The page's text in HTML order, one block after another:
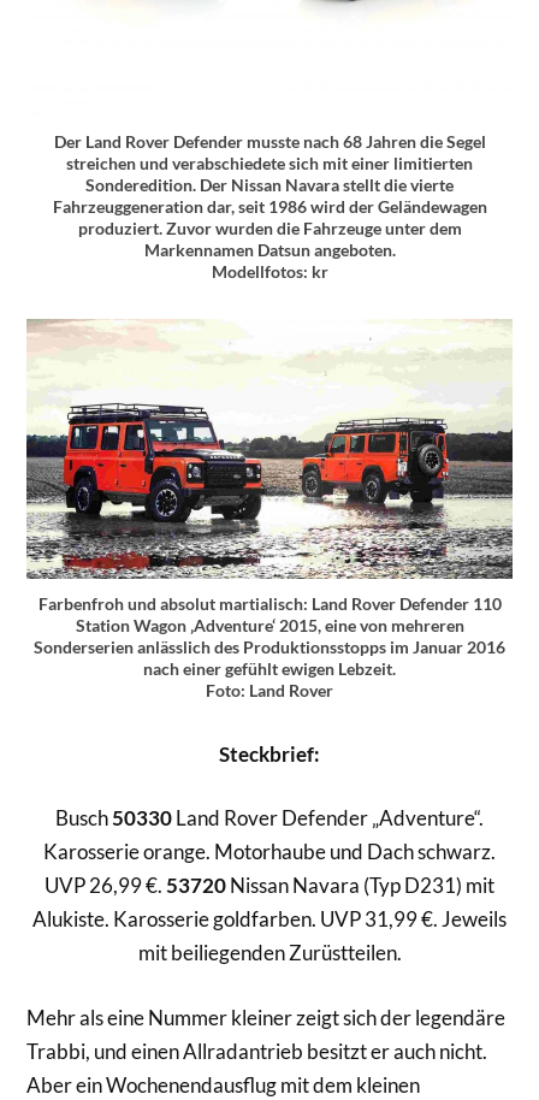
Der Land Rover Defender musste nach 68 Jahren die Segel
streichen und verabschiedete sich mit einer limitierten
Sonderedition. Der Nissan Navara stellt die vierte
Fahrzeuggeneration dar, seit 1986 wird der Geländewagen
produziert. Zuvor wurden die Fahrzeuge unter dem
Markennamen Datsun angeboten.
Modellfotos: kr
Farbenfroh und absolut martialisch: Land Rover Defender 110
Station Wagon ‚Adventure‘ 2015, eine von mehreren
Sonderserien anlässlich des Produktionsstopps im Januar 2016
nach einer gefühlt ewigen Lebzeit.
Foto: Land Rover
Steckbrief:
Busch50330Land Rover Defender „Adventure“.
Karosserie orange. Motorhaube und Dach schwarz.
UVP 26,99 €.53720Nissan Navara (Typ D231) mit
Alukiste. Karosserie goldfarben. UVP 31,99 €. Jeweils
mit beiliegenden Zurüstteilen.
Mehr als eine Nummer kleiner zeigt sich der legendäre
Trabbi, und einen Allradantrieb besitzt er auch nicht.
Aber ein Wochenendausflug mit dem kleinen